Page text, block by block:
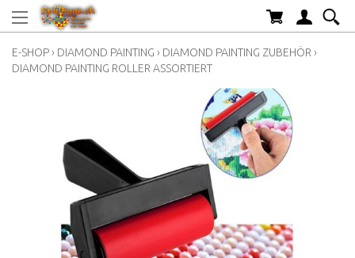
E-SHOP › DIAMOND PAINTING › DIAMOND PAINTING ZUBEHÖR ›
DIAMOND PAINTING ROLLER ASSORTIERT